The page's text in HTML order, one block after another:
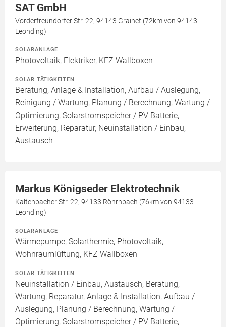
SAT GmbH
Vorderfreundorfer Str. 22, 94143 Grainet (72km von 94143
Leonding)
SOLARANLAGE
Photovoltaik, Elektriker, KFZ Wallboxen
SOLAR TÄTIGKEITEN
Beratung, Anlage & Installation, Aufbau / Auslegung,
Reinigung / Wartung, Planung / Berechnung, Wartung /
Optimierung, Solarstromspeicher / PV Batterie,
Erweiterung, Reparatur, Neuinstallation / Einbau,
Austausch
Markus Königseder Elektrotechnik
Kaltenbacher Str. 22, 94133 Röhrnbach (76km von 94133
Leonding)
SOLARANLAGE
Wärmepumpe, Solarthermie, Photovoltaik,
Wohnraumlüftung, KFZ Wallboxen
SOLAR TÄTIGKEITEN
Neuinstallation / Einbau, Austausch, Beratung,
Wartung, Reparatur, Anlage & Installation, Aufbau /
Auslegung, Planung / Berechnung, Wartung /
Optimierung, Solarstromspeicher / PV Batterie,